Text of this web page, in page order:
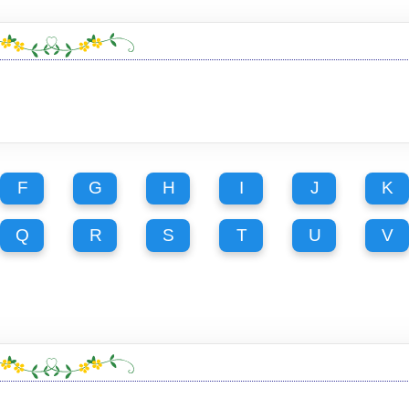
F G H I J K
Q R S T U V